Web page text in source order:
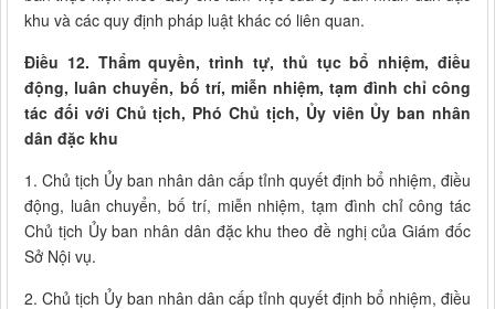
khu và các quy định pháp luật khác có liên quan.
Điều 12. Thẩm quyền, trình tự, thủ tục bổ nhiệm, điều
động, luân chuyển, bố trí, miễn nhiệm, tạm đình chỉ công
tác đối với Chủ tịch, Phó Chủ tịch, Ủy viên Ủy ban nhân
dân đặc khu
1. Chủ tịch Ủy ban nhân dân cấp tỉnh quyết định bổ nhiệm, điều
động, luân chuyển, bố trí, miễn nhiệm, tạm đình chỉ công tác
Chủ tịch Ủy ban nhân dân đặc khu theo đề nghị của Giám đốc
Sở Nội vụ.
2. Chủ tịch Ủy ban nhân dân cấp tỉnh quyết định bổ nhiệm, điều